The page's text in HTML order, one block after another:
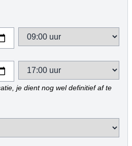
je dient nog wel definitief af te